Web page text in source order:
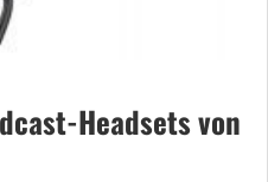
Headsets von